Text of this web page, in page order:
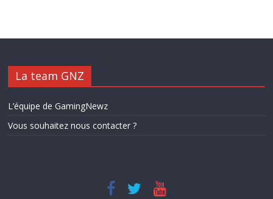
La team GNZ
L’équipe de GamingNewz
Vous souhaitez nous contacter ?